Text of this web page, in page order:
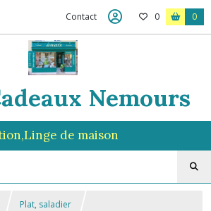
Contact 0 0
Nemours
de maison
Plat, saladier